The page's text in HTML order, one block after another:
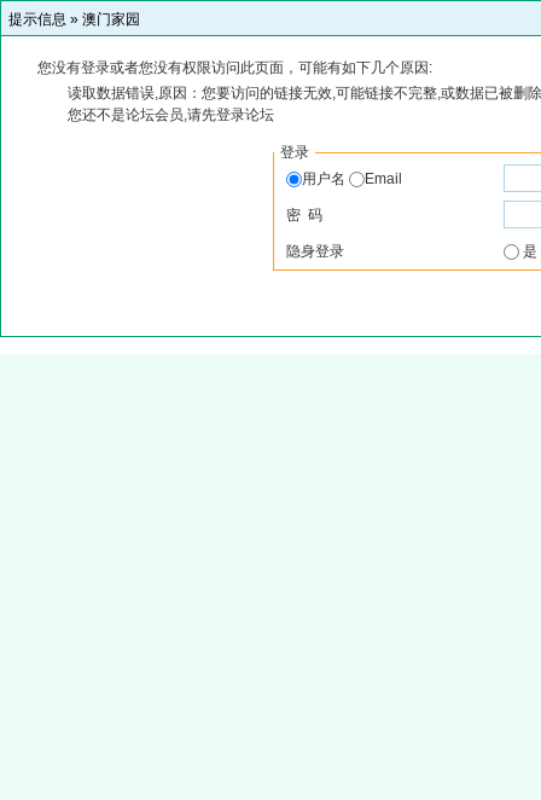
提示信息 » 澳门家园
您没有登录或者您没有权限访问此页面，可能有如下几个原因:
读取数据错误,原因：您要访问的链接无效,可能链接不完整,或数据已被删
您还不是论坛会员,请先登录论坛
登录
用户名
Email
密 码
隐身登录